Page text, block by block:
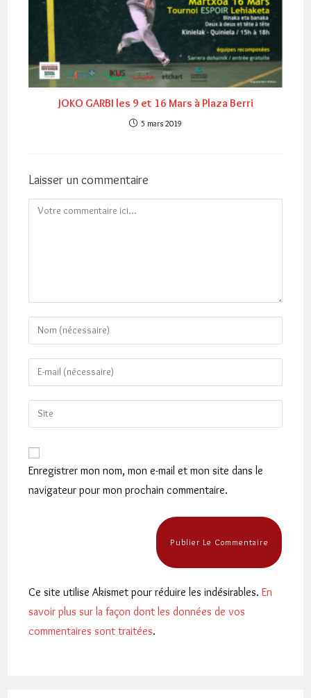
JOKO GARBI les 9 et 16 Mars à Plaza Berri
5 mars 2019
Laisser un commentaire
Comment
Enter
your
name
comment
Enter
your
email
address
Saisir
l’URL
votre
site
(facultatif)
Enregistrer mon nom, mon e-mail et mon site dans le
navigateur pour mon prochain commentaire.
Ce site utilise Akismet pour réduire les indésirables.En
savoir plus sur la façon dont les données de vos
commentaires sont traitées.